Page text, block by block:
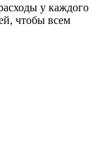
у каждого
чтобы всем